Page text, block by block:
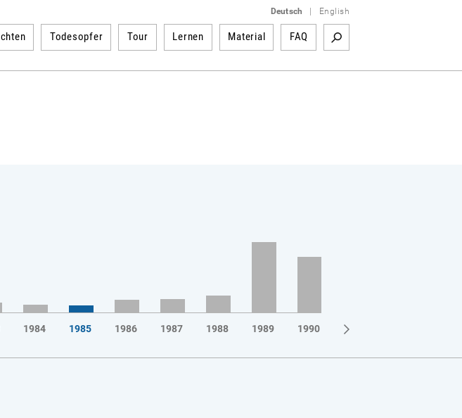
Deutsch English
Todesopfer Tour Lernen Material FAQ
1984 1985 1986 1987 1988 1989 1990